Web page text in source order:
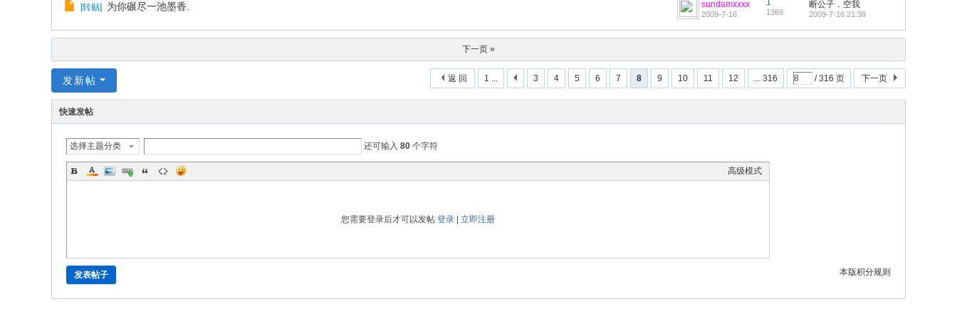
[转贴] 为你碾尽一池墨香. sundamxxxx
2009-7-16
1
1369
断公子．空我
2009-7-16 21:38
下一页 »
1 ... 3 4 5 6 7 8 9 10 11 12 ... 316 / 316 页 下一页
返 回
发新帖
快速发帖
选择主题分类 还可输入 80 个字符
高级模式
您需要登录后才可以发帖 登录 立即注册
本版积分规则
发表帖子